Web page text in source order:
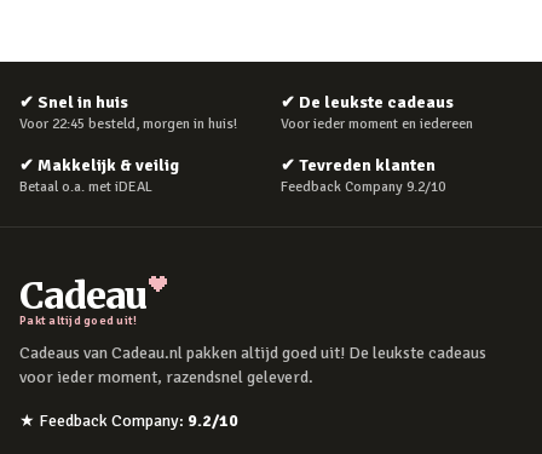
✔ Snel in huis
Voor 22:45 besteld, morgen in huis!
✔ De leukste cadeaus
Voor ieder moment en iedereen
✔ Makkelijk & veilig
Betaal o.a. met iDEAL
✔ Tevreden klanten
Feedback Company 9.2/10
Cadeau
Pakt altijd goed uit!
Cadeaus van Cadeau.nl pakken altijd goed uit! De leukste cadeaus
voor ieder moment, razendsnel geleverd.
★ Feedback Company: 9.2/10